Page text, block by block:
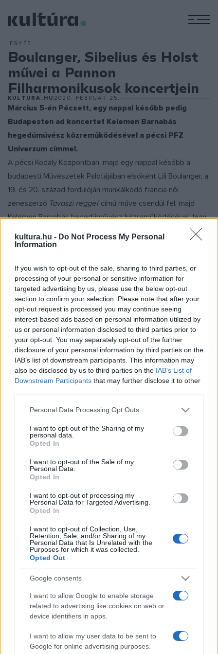
kultura.hu - Do Not Process My Personal
Information
If you wish to opt-out of the sale, sharing to third parties, or
processing of your personal or sensitive information for
targeted advertising by us, please use the below opt-out
section to confirm your selection. Please note that after your
opt-out request is processed you may continue seeing
interest-based ads based on personal information utilized by
us or personal information disclosed to third parties prior to
your opt-out. You may separately opt-out of the further
disclosure of your personal information by third parties on the
IAB’s list of downstream participants. This information may
also be disclosed by us to third parties on the IAB’s List of
Downstream Participants that may further disclose it to other
Please note that this website/app uses one or more Google
not limited to your visit or usage behaviour. You may click to
grant or deny consent to Google and its third-party tags to
use your data for below specified purposes in below Google
consent section.
Personal Data Processing Opt Outs
I want to opt-out of the Sharing of my
personal data.
Opted In
I want to opt-out of the Sale of my
Personal Data.
Opted In
I want to opt-out of processing my
Personal Data for Targeted Advertising.
Opted In
I want to opt-out of Collection, Use,
Retention, Sale, and/or Sharing of my
Personal Data that Is Unrelated with the
Purposes for which it was collected.
Opted Out
Google consents
I want to allow Google to enable storage
related to advertising like cookies on web or
device identifiers in apps.
I want to allow my user data to be sent to
Google for online advertising purposes.
EGYÉB
Boulanger, Sibelius és Holst
művei a Pannon
Filharmonikusok koncertjein
KULTURA.HU 2020. FEBRUÁR 25.
Március 5-én Pécsett, egy nappal később pedig
Budapesten ad koncertet Kelemen Barnabás
hegedűművész közreműködésével a pécsi PFZ
Univerzum címmel.
A pécsi Kodály Központban, majd egy nappal később a
budapesti Művészetek Palotájában elsőként Lili Boulanger, a
19. és 20. század fordulóján munkálkodó francia női
zeneszerző Tavaszi reggel című műve csendül fel, majd
Kelemen Barnabás hegedűművész közreműködésével Jean
hegedűversenye lesz hallható.
A közleményben kitértek rá: a finn nemzetiségű Sibelius
hegedűversenye a szerző életművének csúcsa, mely
Brahms, Csajkovszkij, Bartók vagy Beethoven szintjére
emelte fel a komponistát. Kelemen Barnabás saját értelmet
és mondanivalót is társított az alkotáshoz.
A hegedűművész szerint Sibelius műve azt a holdbéli tájat
és hangulatot jeleníti meg, amely Finnországra jellemző az
év nagy részében a rövid nappalok miatt. A művész
hozzáteszi: hegedűverseny ezzel együtt helyenként
spanyolos és tüzes, a legszenvedélyesebb zenék közé
Az est második felében a hatalmas zenekari apparátust
felvonultató művet, Gustav HolstA bolygók
című alkotását
kelti életre a Pannon Filharmonikusok a zenekar vezető
A mű sokat merített az antik görög istenek karakteréből,
akiknek neveit az égitestek megörökölték. A bolygók
között nem kapott helyet a Föld, hiszen bemutatása túltett
volna egy szimfónián is.
Kiemelt fotó: Facebook
KELEMEN BARNABÁS KODÁLY KÖZPONT MÜPA